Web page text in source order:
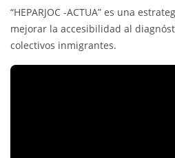
“HEPARJOC -ACTUA” es una
mejorar la accesibilidad al
colectivos inmigrantes.